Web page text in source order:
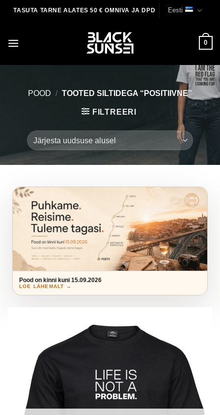
TASUTA TARNE ALATES 50 € OMNIVA JA DPD Eesti
0
POOD / TOOTED SILTIDEGA “POSITIIVNE”
FILTREERI
Pood on kinni kuni 15.09.2026
LOE LÄHEMALT →